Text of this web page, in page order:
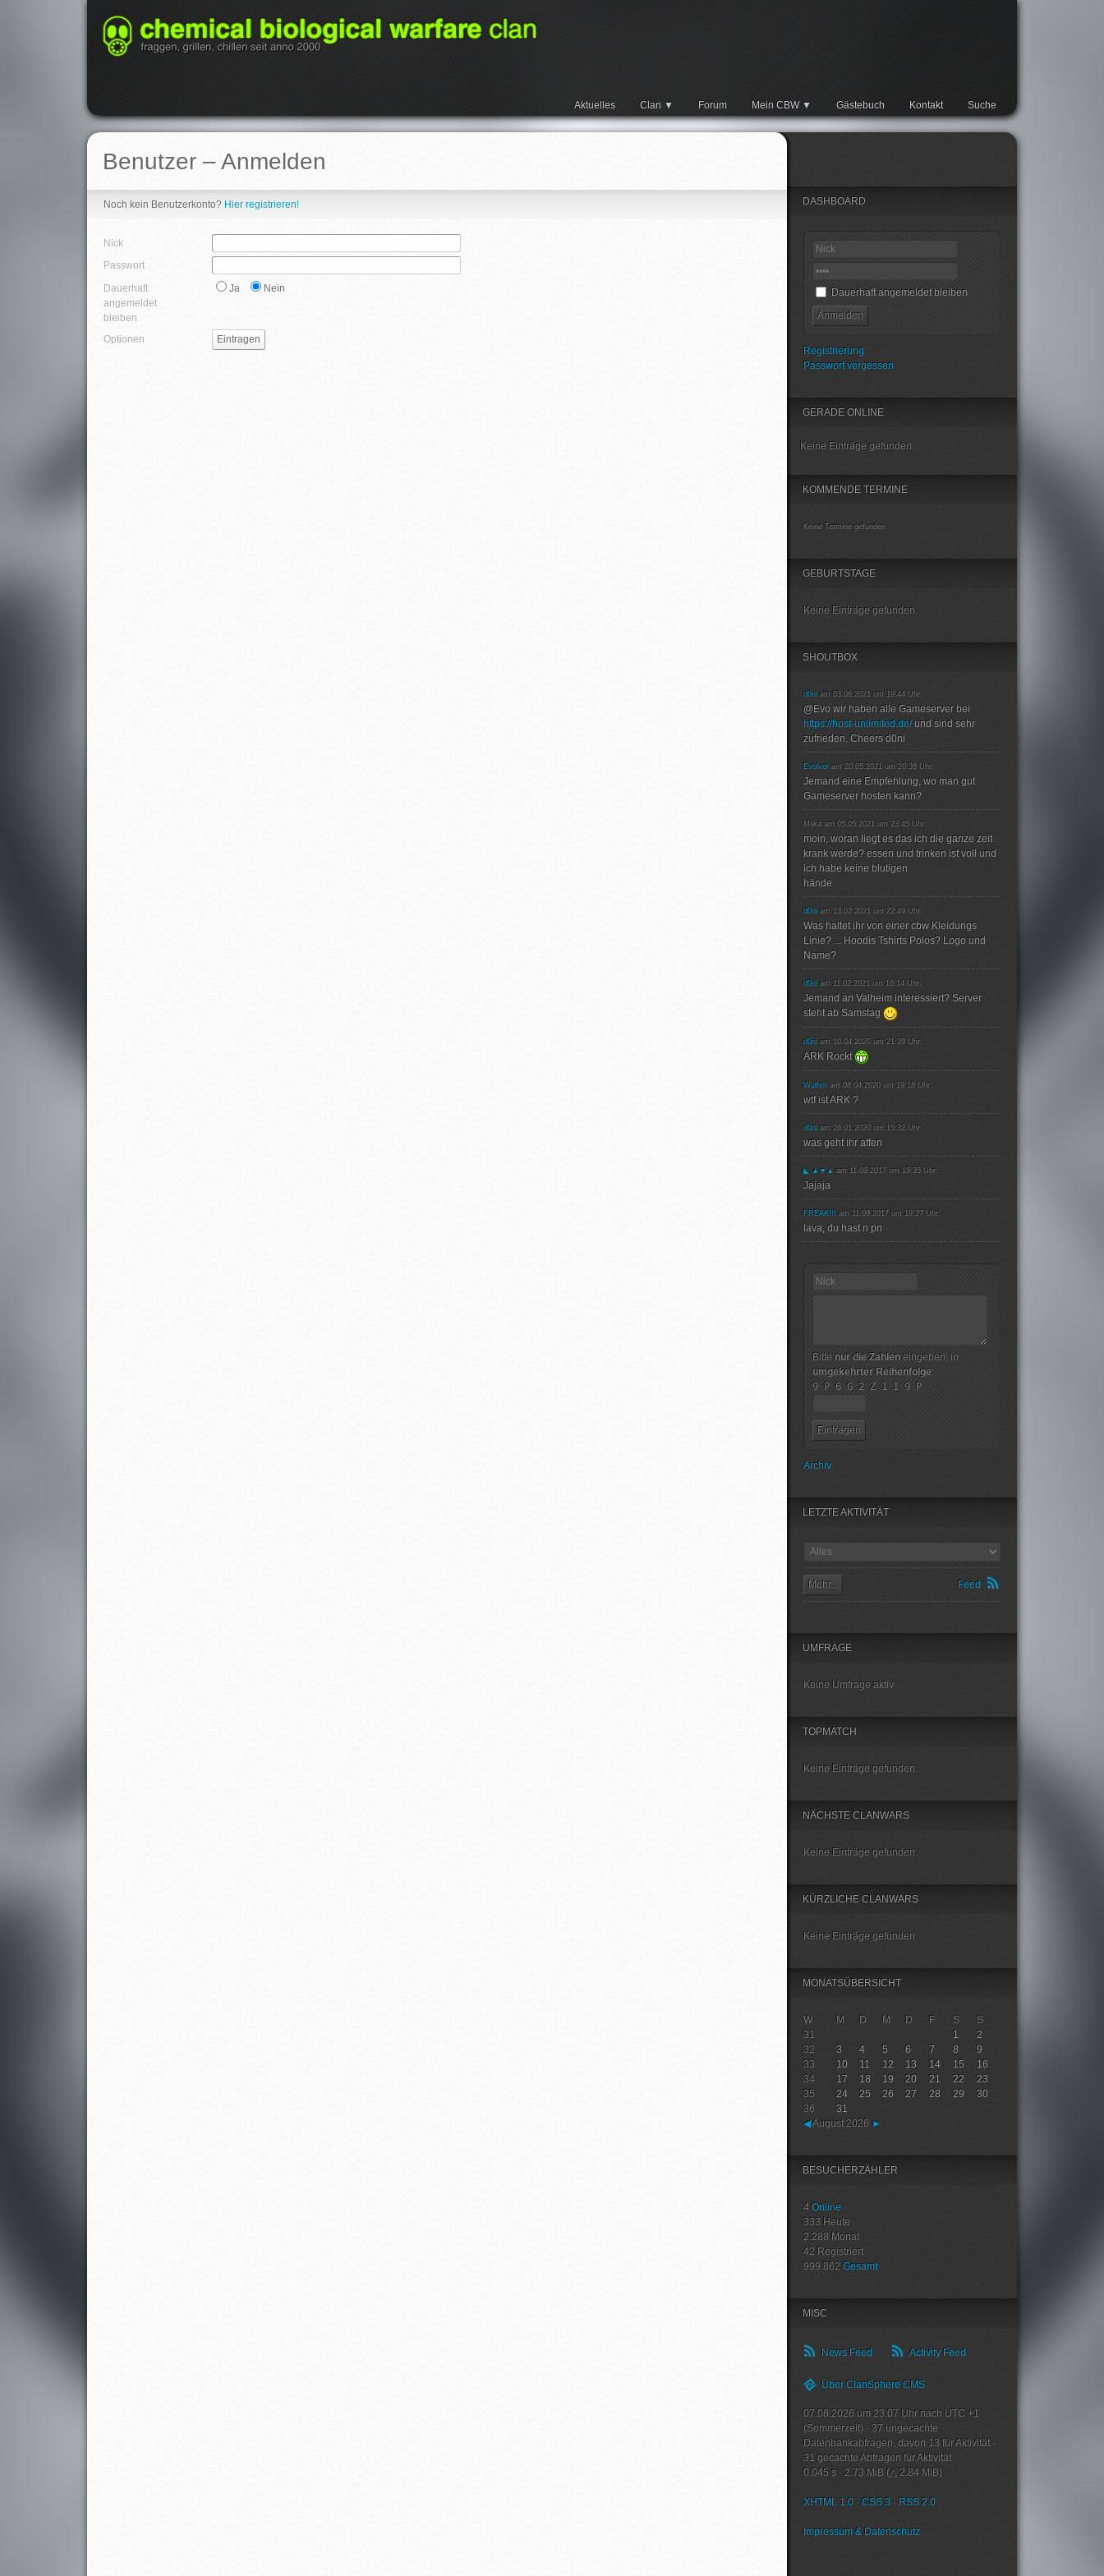
Aktuelles Clan Forum Mein CBW Gästebuch Kontakt Suche
Benutzer – Anmelden
Noch kein Benutzerkonto? Hier registrieren!
Nick
Passwort
Dauerhaft
angemeldet
bleiben
Ja Nein
Optionen
DASHBOARD
Dauerhaft angemeldet bleiben
Registrierung
Passwort vergessen
GERADE ONLINE
Keine Einträge gefunden.
KOMMENDE TERMINE
Keine Termine gefunden
GEBURTSTAGE
Keine Einträge gefunden.
SHOUTBOX
d0ni am 03.06.2021 um 19:44 Uhr:
@Evo wir haben alle Gameserver bei
https://host-unlimited.de/und sind sehr
zufrieden. Cheers d0ni
Evolver am 20.05.2021 um 20:38 Uhr:
Jemand eine Empfehlung, wo man gut
Gameserver hosten kann?
Miika am 05.05.2021 um 23:45 Uhr:
moin, woran liegt es das ich die ganze zeit
krank werde? essen und trinken ist voll und
ich habe keine blutigen
hände
d0ni am 13.02.2021 um 22:49 Uhr:
Was haltet ihr von einer cbw Kleidungs
Linie? ... Hoodis Tshirts Polos? Logo und
Name?
d0ni am 11.02.2021 um 16:14 Uhr:
Jemand an Valheim interessiert? Server
steht ab Samstag
d0ni am 10.04.2020 um 21:39 Uhr:
ARK Rockt
Wulfen am 08.04.2020 um 19:18 Uhr:
wtf ist ARK ?
d0ni am 26.01.2020 um 15:32 Uhr:
was geht ihr affen
◣ ▲▼▲ am 11.09.2017 um 19:35 Uhr:
Jajaja
FREAK!!! am 11.09.2017 um 19:27 Uhr:
lava, du hast n pn
Bitte nur die Zahlen eingeben, in
umgekehrter Reihenfolge:
9 P 6 G 2 Z 1 I 9 P
Archiv
LETZTE AKTIVITÄT
Mehr... Feed
UMFRAGE
Keine Umfrage aktiv
TOPMATCH
Keine Einträge gefunden.
NÄCHSTE CLANWARS
Keine Einträge gefunden.
KÜRZLICHE CLANWARS
Keine Einträge gefunden.
MONATSÜBERSICHT
W M D M D F S
S
31
1
2
32
3 4 5 6 7 8
9
33
10 11 12 13 14 15
16
34
17 18 19 20 21 22
23
35
24 25 26 27 28 29
30
36
31
◀August 2026 ►
BESUCHERZÄHLER
4 Online
333 Heute
2.288 Monat
42 Registriert
999.862 Gesamt
MISC
News Feed Activity Feed
Über ClanSphere CMS
07.08.2026 um 23:07 Uhr nach UTC +1
(Sommerzeit) · 37 ungecachte
Datenbankabfragen, davon 13 für Aktivität ·
31 gecachte Abfragen für Aktivität
0.045 s · 2.73 MiB (△ 2.84 MiB)
XHTML 1.0 · CSS 3 · RSS 2.0
Impressum & Datenschutz